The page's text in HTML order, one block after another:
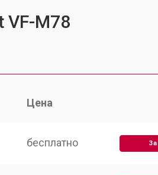
VF-M78
Цена
бесплатно